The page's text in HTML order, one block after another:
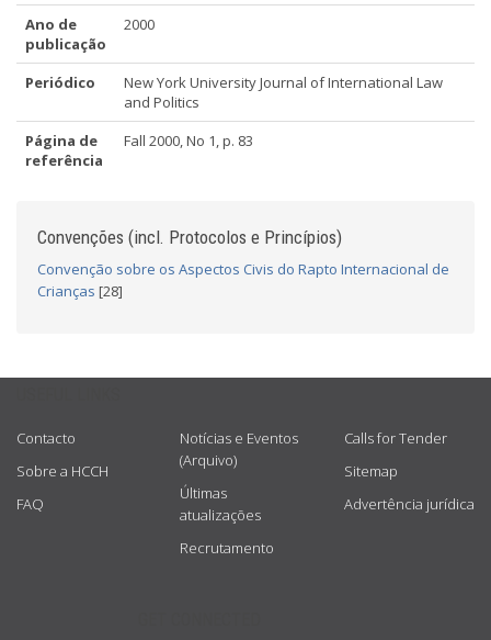
Ano de
publicação
2000
Periódico
New York University Journal of International Law
and Politics
Página de
referência
Fall 2000, No 1, p. 83
Convenções (incl. Protocolos e Princípios)
Convenção sobre os Aspectos Civis do Rapto Internacional de
Crianças [28]
Contacto
Sobre a HCCH
FAQ
Notícias e Eventos
(Arquivo)
Últimas
atualizações
Recrutamento
Calls for Tender
Sitemap
Advertência jurídica